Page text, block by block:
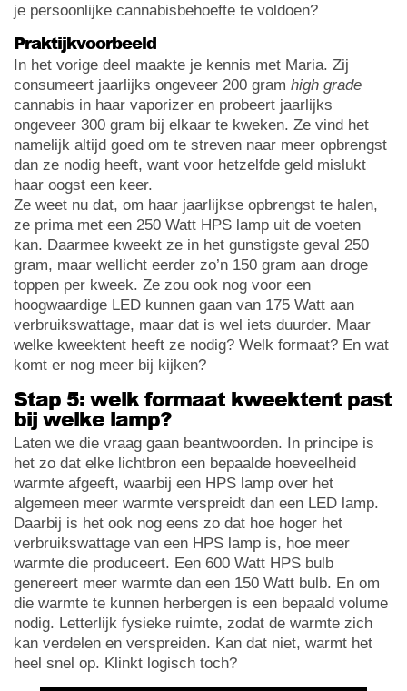
je persoonlijke cannabisbehoefte te voldoen?
Praktijkvoorbeeld
In het vorige deel maakte je kennis met Maria. Zij
consumeert jaarlijks ongeveer 200 gram high grade
cannabis in haar vaporizer en probeert jaarlijks
ongeveer 300 gram bij elkaar te kweken. Ze vind het
namelijk altijd goed om te streven naar meer opbrengst
dan ze nodig heeft, want voor hetzelfde geld mislukt
haar oogst een keer.
Ze weet nu dat, om haar jaarlijkse opbrengst te halen,
ze prima met een 250 Watt HPS lamp uit de voeten
kan. Daarmee kweekt ze in het gunstigste geval 250
gram, maar wellicht eerder zo’n 150 gram aan droge
toppen per kweek. Ze zou ook nog voor een
hoogwaardige LED kunnen gaan van 175 Watt aan
verbruikswattage, maar dat is wel iets duurder. Maar
welke kweektent heeft ze nodig? Welk formaat? En wat
komt er nog meer bij kijken?
Stap 5: welk formaat kweektent past
bij welke lamp?
Laten we die vraag gaan beantwoorden. In principe is
het zo dat elke lichtbron een bepaalde hoeveelheid
warmte afgeeft, waarbij een HPS lamp over het
algemeen meer warmte verspreidt dan een LED lamp.
Daarbij is het ook nog eens zo dat hoe hoger het
verbruikswattage van een HPS lamp is, hoe meer
warmte die produceert. Een 600 Watt HPS bulb
genereert meer warmte dan een 150 Watt bulb. En om
die warmte te kunnen herbergen is een bepaald volume
nodig. Letterlijk fysieke ruimte, zodat de warmte zich
kan verdelen en verspreiden. Kan dat niet, warmt het
heel snel op. Klinkt logisch toch?